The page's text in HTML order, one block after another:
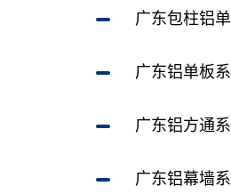
广东包柱铝
广东铝单板系
广东铝方通系
广东铝幕墙系